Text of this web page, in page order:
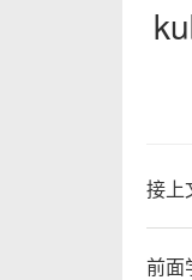
接上
前面